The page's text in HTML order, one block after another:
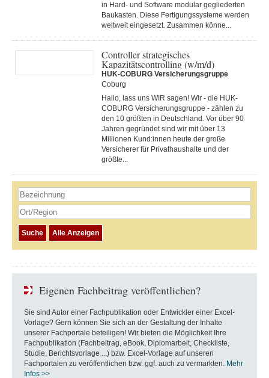
in Hard- und Software modular gegliederten
Baukasten. Diese Fertigungs­systeme werden
weltweit eingesetzt. Zusammen könne...
Controller strategisches
Kapazitätscontrolling (w/m/d)
HUK-COBURG Versicherungsgruppe
Coburg
Hallo, lass uns WIR sagen! Wir - die HUK-
COBURG Versicherungsgruppe - zählen zu
den 10 größten in Deutschland. Vor über 90
Jahren gegründet sind wir mit über 13
Millionen Kund:innen heute der große
Versicherer für Privathaushalte und der
größte...
Eigenen Fachbeitrag veröffentlichen?
Sie sind Autor einer Fachpublikation oder Entwickler einer Excel-
Vorlage? Gern können Sie sich an der Gestaltung der Inhalte
unserer Fachportale beteiligen! Wir bieten die Möglichkeit Ihre
Fachpublikation (Fachbeitrag, eBook, Diplomarbeit, Checkliste,
Studie, Berichtsvorlage ...) bzw. Excel-Vorlage auf unseren
Fachportalen zu veröffentlichen bzw. ggf. auch zu vermarkten. Mehr
Infos >>